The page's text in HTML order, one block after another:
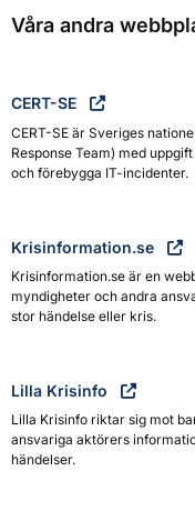
Våra andra
CERT-SE
CERT-SE är Sveriges
Response Team) med
och förebygga IT-incidenter.
Krisinformation.se
Krisinformation.se är en
myndigheter och andra
stor händelse eller kris.
Lilla Krisinfo
Lilla Krisinfo riktar sig mot
ansvariga aktörers
händelser.